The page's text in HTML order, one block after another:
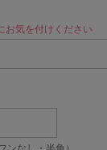
お気を付けください